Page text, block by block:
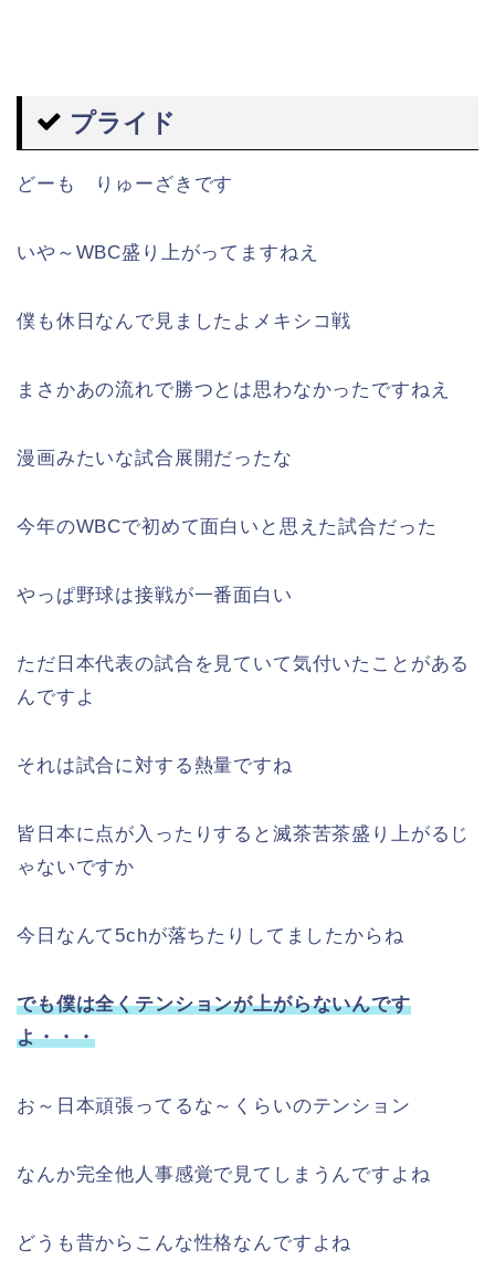
プライド
どーも りゅーざきです
いや～WBC盛り上がってますねえ
僕も休日なんで見ましたよメキシコ戦
まさかあの流れで勝つとは思わなかったですねえ
漫画みたいな試合展開だったな
今年のWBCで初めて面白いと思えた試合だった
やっぱ野球は接戦が一番面白い
ただ日本代表の試合を見ていて気付いたことがある
んですよ
それは試合に対する熱量ですね
皆日本に点が入ったりすると滅茶苦茶盛り上がるじ
ゃないですか
今日なんて5chが落ちたりしてましたからね
でも僕は全くテンションが上がらないんです
よ・・・
お～日本頑張ってるな～くらいのテンション
なんか完全他人事感覚で見てしまうんですよね
どうも昔からこんな性格なんですよね